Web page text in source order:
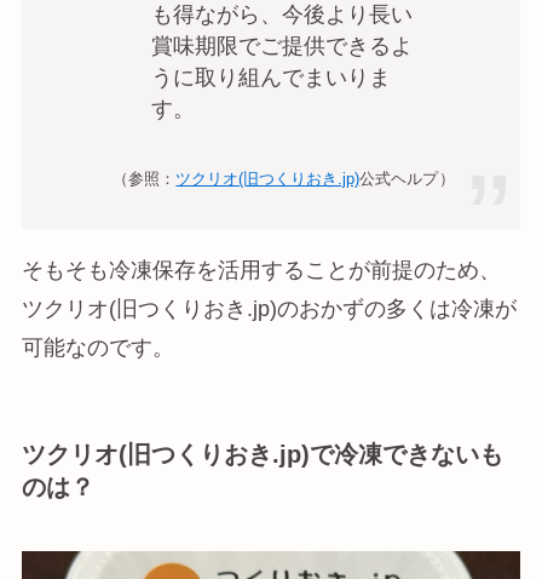
も得ながら、今後より長い
賞味期限でご提供できるよ
うに取り組んでまいりま
す。
（参照： ツクリオ(旧つくりおき.jp)公式ヘルプ）
そもそも冷凍保存を活用することが前提のため、
ツクリオ(旧つくりおき.jp)のおかずの多くは冷凍が
可能なのです。
ツクリオ(旧つくりおき.jp)で冷凍できないも
のは？